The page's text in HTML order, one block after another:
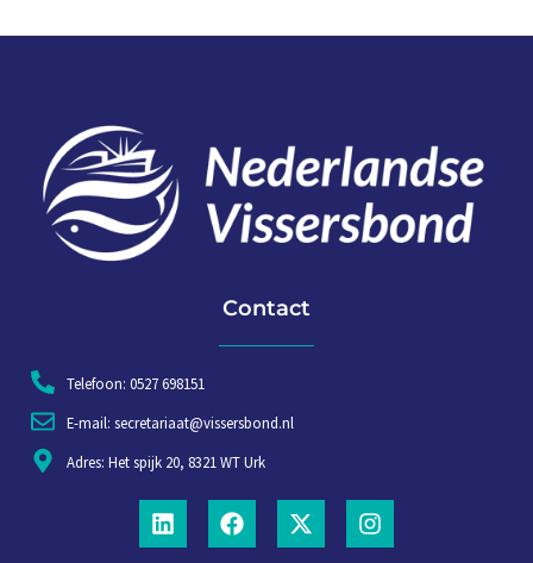
Contact
Telefoon: 0527 698151
E-mail: secretariaat@vissersbond.nl
Adres: Het spijk 20, 8321 WT Urk